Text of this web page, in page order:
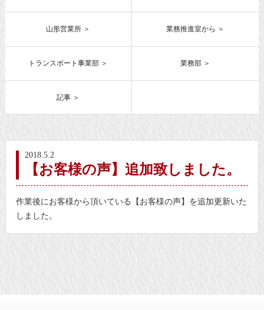
2018.5.2
【お客様の声】追加致しました。
作業後にお客様から頂いている【お客様の声】を追加更新いた
しました。
山形営業所 業務推進室から
トランスポート事業部 業務部
記事